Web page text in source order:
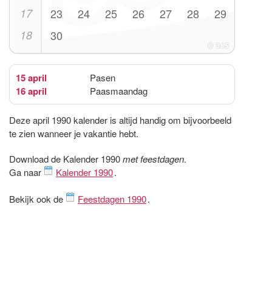
17 23 24 25 26 27 28 29
18 30
15 april Pasen
16 april Paasmaandag
Deze april 1990 kalender is altijd handig om bijvoorbeeld
te zien wanneer je vakantie hebt.
Download de Kalender 1990met feestdagen.
Ga naar
Kalender 1990.
Bekijk ook de Feestdagen 1990.